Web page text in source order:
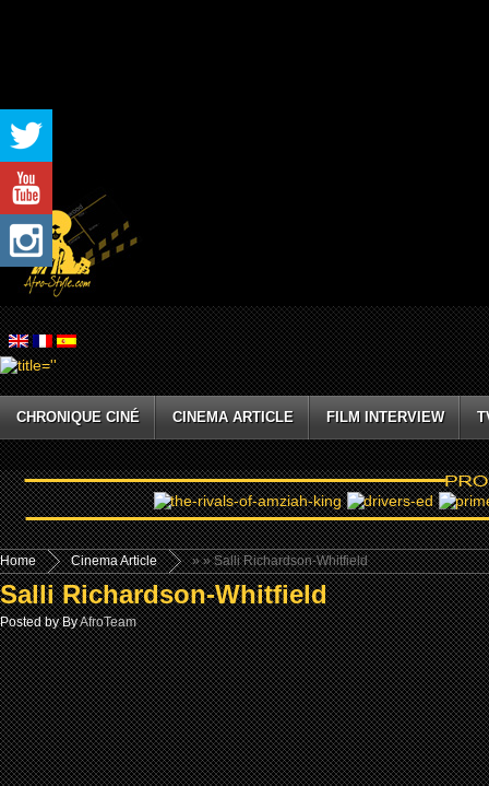
CHRONIQUE CINÉ CINEMA ARTICLE FILM INTERVIEW
Home »
Cinema Article » Salli Richardson-Whitfield
Salli Richardson-Whitfield
Posted by ByAfroTeam